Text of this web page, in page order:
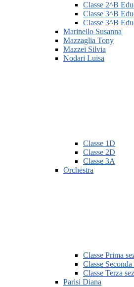
Classe 2^B
Classe 3^B
Classe 3^B
Marinello Susanna
Mazzaglia Tony
Mazzei Silvia
Nodari Luisa
Classe 1D
Classe 2D
Classe 3A
Orchestra
Classe Prima
Classe Seconda
Classe Terza
Parisi Diana